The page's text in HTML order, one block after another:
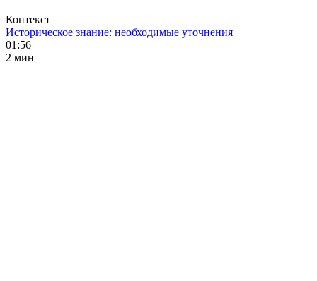
Контекст
Историческое знание: необходимые уточнения
01:56
2 мин